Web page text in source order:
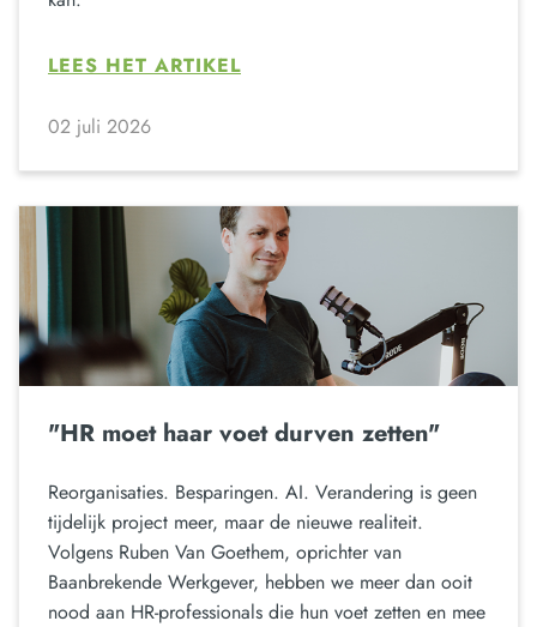
LEES HET ARTIKEL
02 juli 2026
"HR moet haar voet durven zetten"
Reorganisaties. Besparingen. AI. Verandering is geen
tijdelijk project meer, maar de nieuwe realiteit.
Volgens Ruben Van Goethem, oprichter van
Baanbrekende Werkgever, hebben we meer dan ooit
nood aan HR-professionals die hun voet zetten en mee